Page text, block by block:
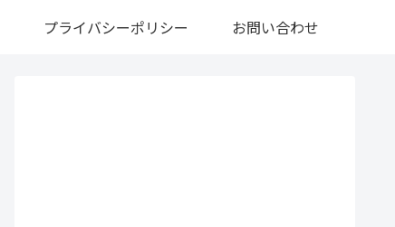
プライバシーポリシー お問い合わせ